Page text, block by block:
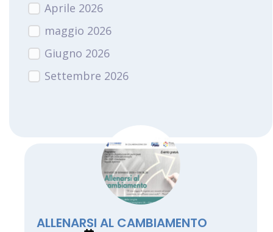
Aprile 2026
maggio 2026
Giugno 2026
Settembre 2026
ALLENARSI AL CAMBIAMENTO